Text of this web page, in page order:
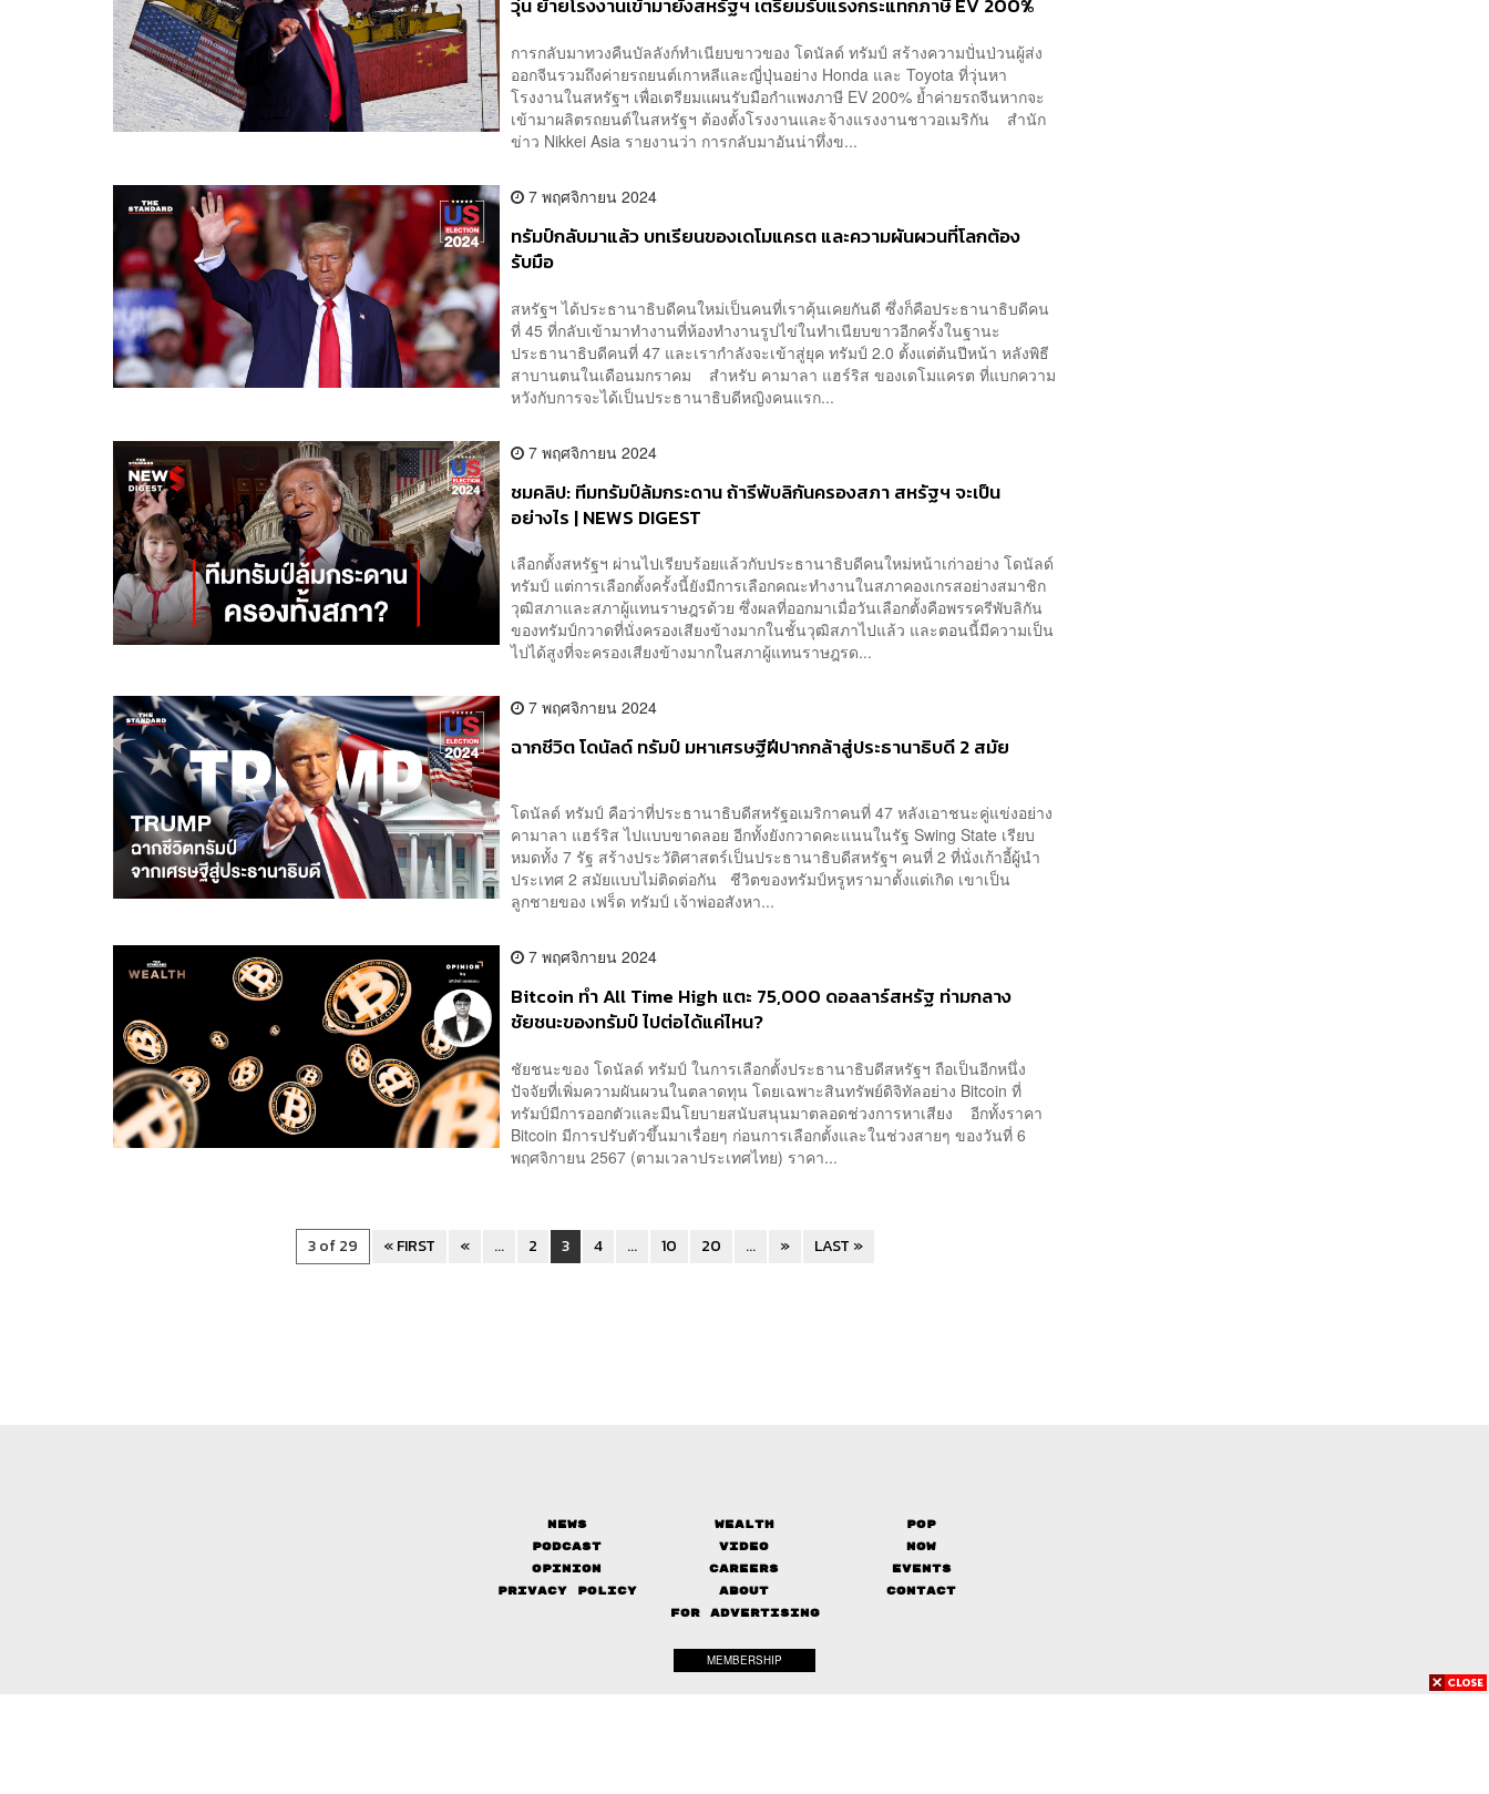
วุ่น ย้ายโรงงานเข้ามายังสหรัฐฯ เตรียมรับแรงกระแทกภาษี EV 200%
การกลับมาทวงคืนบัลลังก์ทำเนียบขาวของ โดนัลด์ ทรัมป์ สร้างความปั่นป่วนผู้ส่ง
ออกจีนรวมถึงค่ายรถยนต์เกาหลีและญี่ปุ่นอย่าง Honda และ Toyota ที่วุ่นหา
โรงงานในสหรัฐฯ เพื่อเตรียมแผนรับมือกำแพงภาษี EV 200% ย้ำค่ายรถจีนหากจะ
เข้ามาผลิตรถยนต์ในสหรัฐฯ ต้องตั้งโรงงานและจ้างแรงงานชาวอเมริกัน สำนัก
ข่าว Nikkei Asia รายงานว่า การกลับมาอันน่าทึ่งข...
7 พฤศจิกายน 2024
ทรัมป์กลับมาแล้ว บทเรียนของเดโมแครต และความผันผวนที่โลกต้อง
รับมือ
สหรัฐฯ ได้ประธานาธิบดีคนใหม่เป็นคนที่เราคุ้นเคยกันดี ซึ่งก็คือประธานาธิบดีคน
ที่ 45 ที่กลับเข้ามาทำงานที่ห้องทำงานรูปไข่ในทำเนียบขาวอีกครั้งในฐานะ
ประธานาธิบดีคนที่ 47 และเรากำลังจะเข้าสู่ยุค ทรัมป์ 2.0 ตั้งแต่ต้นปีหน้า หลังพิธี
สาบานตนในเดือนมกราคม สำหรับ คามาลา แฮร์ริส ของเดโมแครต ที่แบกความ
หวังกับการจะได้เป็นประธานาธิบดีหญิงคนแรก...
7 พฤศจิกายน 2024
ชมคลิป: ทีมทรัมป์ล้มกระดาน ถ้ารีพับลิกันครองสภา สหรัฐฯ จะเป็น
อย่างไร | NEWS DIGEST
เลือกตั้งสหรัฐฯ ผ่านไปเรียบร้อยแล้วกับประธานาธิบดีคนใหม่หน้าเก่าอย่าง โดนัลด์
ทรัมป์ แต่การเลือกตั้งครั้งนี้ยังมีการเลือกคณะทำงานในสภาคองเกรสอย่างสมาชิก
วุฒิสภาและสภาผู้แทนราษฎรด้วย ซึ่งผลที่ออกมาเมื่อวันเลือกตั้งคือพรรครีพับลิกัน
ของทรัมป์กวาดที่นั่งครองเสียงข้างมากในชั้นวุฒิสภาไปแล้ว และตอนนี้มีความเป็น
ไปได้สูงที่จะครองเสียงข้างมากในสภาผู้แทนราษฎรด...
7 พฤศจิกายน 2024
ฉากชีวิต โดนัลด์ ทรัมป์ มหาเศรษฐีฝีปากกล้าสู่ประธานาธิบดี 2 สมัย
โดนัลด์ ทรัมป์ คือว่าที่ประธานาธิบดีสหรัฐอเมริกาคนที่ 47 หลังเอาชนะคู่แข่งอย่าง
คามาลา แฮร์ริส ไปแบบขาดลอย อีกทั้งยังกวาดคะแนนในรัฐ Swing State เรียบ
หมดทั้ง 7 รัฐ สร้างประวัติศาสตร์เป็นประธานาธิบดีสหรัฐฯ คนที่ 2 ที่นั่งเก้าอี้ผู้นำ
ประเทศ 2 สมัยแบบไม่ติดต่อกัน ชีวิตของทรัมป์หรูหรามาตั้งแต่เกิด เขาเป็น
ลูกชายของ เฟร็ด ทรัมป์ เจ้าพ่ออสังหา...
7 พฤศจิกายน 2024
Bitcoin ทำ All Time High แตะ 75,000 ดอลลาร์สหรัฐ ท่ามกลาง
ชัยชนะของทรัมป์ ไปต่อได้แค่ไหน?
ชัยชนะของ โดนัลด์ ทรัมป์ ในการเลือกตั้งประธานาธิบดีสหรัฐฯ ถือเป็นอีกหนึ่ง
ปัจจัยที่เพิ่มความผันผวนในตลาดทุน โดยเฉพาะสินทรัพย์ดิจิทัลอย่าง Bitcoin ที่
ทรัมป์มีการออกตัวและมีนโยบายสนับสนุนมาตลอดช่วงการหาเสียง อีกทั้งราคา
Bitcoin มีการปรับตัวขึ้นมาเรื่อยๆ ก่อนการเลือกตั้งและในช่วงสายๆ ของวันที่ 6
พฤศจิกายน 2567 (ตามเวลาประเทศไทย) ราคา...
3 of 29 « FIRST « ... 2 3 4 ... 10 20 ... » LAST »
News Wealth
Pop
Podcast
Video
Now
Opinion
Careers
Events
Privacy Policy
About
Contact
FOR ADVERTISING
MEMBERSHIP